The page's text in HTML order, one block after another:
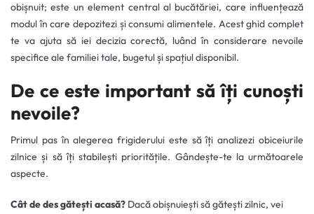
obișnuit; este un element central al bucătăriei, care influențează
modul în care depozitezi și consumi alimentele. Acest ghid complet
te va ajuta să iei decizia corectă, luând în considerare nevoile
specifice ale familiei tale, bugetul și spațiul disponibil.
De ce este important să îți cunoști
nevoile?
Primul pas în alegerea frigiderului este să îți analizezi obiceiurile
zilnice și să îți stabilești prioritățile. Gândește-te la următoarele
aspecte.
Cât de des gătești acasă? Dacă obișnuiești să gătești zilnic, vei